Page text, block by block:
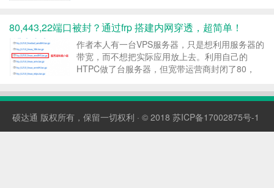
80,443,22端口被封？通过frp 搭建内网穿透，超简单！
作者本人有一台VPS服务器，只是想利用服务器的
带宽，而不想把实际应用放上去。利用自己的
HTPC做了台服务器，但宽带运营商封闭了80，
爽，总不能让客户老记着域名:端口号 折腾了好几
用。 (1...
硕达通 版权所有，保留一切权利 · © 2018 苏ICP备17002875号-1